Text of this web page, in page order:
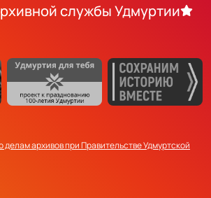
службы Удмуртии
архивов при Правительстве Удмуртской